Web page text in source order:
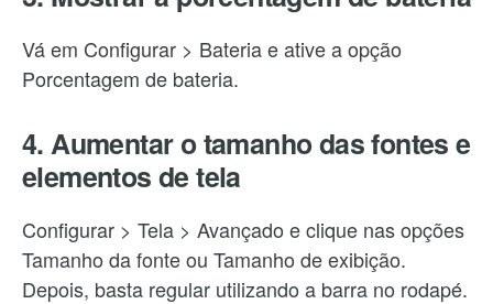
Vá em Configurar > Bateria e ative a opção
Porcentagem de bateria.
4. Aumentar o tamanho das fontes e
elementos de tela
Configurar > Tela > Avançado e clique nas opções
Tamanho da fonte ou Tamanho de exibição.
Depois, basta regular utilizando a barra no rodapé.